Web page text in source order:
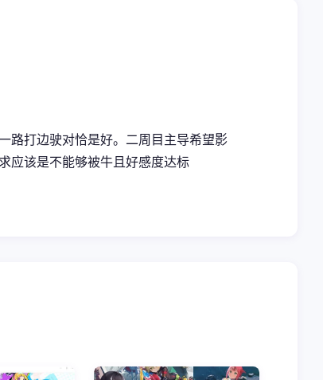
路打边驶对恰是好。二周目主导希望影
应该是不能够被牛且好感度达标